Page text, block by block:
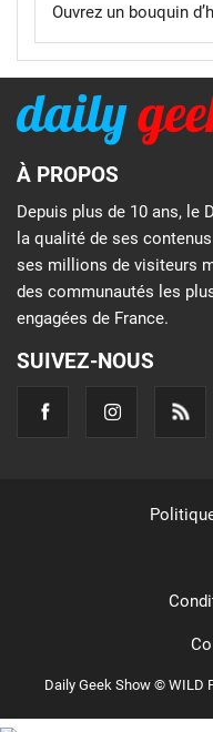
Ouvrez un bouquin
À PROPOS
Depuis plus de 10 ans, le
la qualité de ses
ses millions de visiteurs
des communautés les
engagées de France.
SUIVEZ-NOUS
Daily Geek Show © WILD